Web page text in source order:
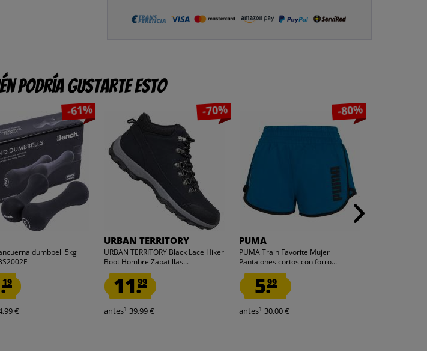
podría gustarte esto
-61%
dumbbell 5kg
19
€
-70%
URBAN TERRITORY
URBAN TERRITORY Black Lace Hiker
Boot Hombre Zapatillas...
11.99
antes1 39,99 €
-80%
PUMA
PUMA Train Favorite Mujer
Pantalones cortos con forro...
5.99
antes1 30,00 €